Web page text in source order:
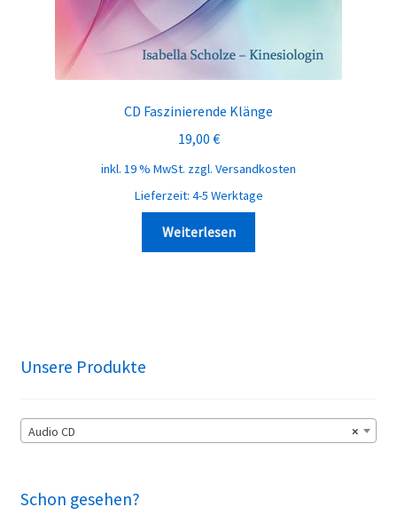
CD Faszinierende Klänge
19,00 €
inkl. 19 % MwSt. zzgl. Versandkosten
Lieferzeit: 4-5 Werktage
Weiterlesen
Unsere Produkte
×
Audio CD
Schon gesehen?